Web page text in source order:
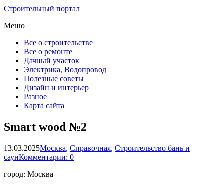
Строительный портал
Меню
Все о строительстве
Все о ремонте
Дачный участок
Электрика, Водопровод
Полезные советы
Дизайн и интерьер
Разное
Карта сайта
Smart wood №2
13.03.2025Москва, Справочная, Строительство бань и
саунКомментарии: 0
город: Москва